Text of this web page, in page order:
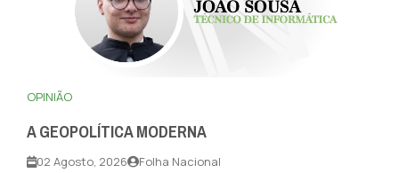
OPINIÃO
A GEOPOLÍTICA MODERNA
02 Agosto, 2026 Folha Nacional